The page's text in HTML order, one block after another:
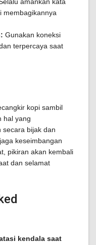
membagikannya
Gunakan koneksi
terpercaya saat
kopi sambil
hal yang
secara bijak dan
keseimbangan
pikiran akan kembali
dan selamat
kendala saat